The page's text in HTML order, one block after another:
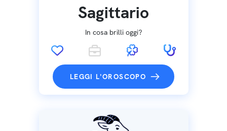
Sagittario
In cosa brilli oggi?
LEGGI L'OROSCOPO